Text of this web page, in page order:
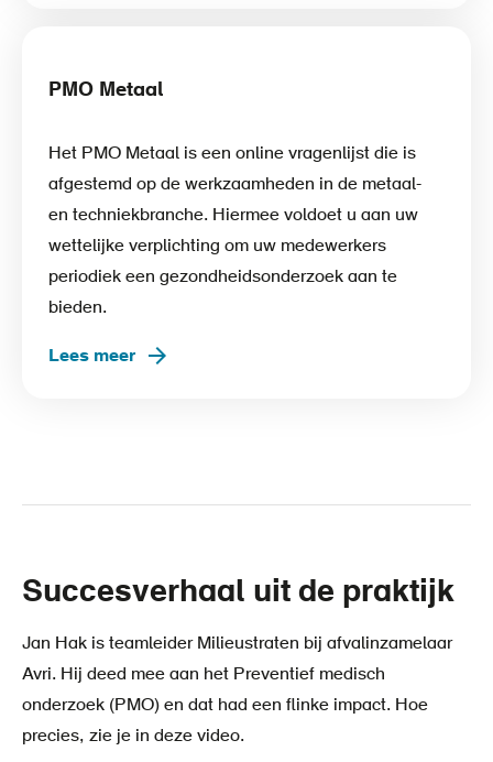
PMO Metaal
Het PMO Metaal is een online vragenlijst die is
afgestemd op de werkzaamheden in de metaal-
en techniekbranche. Hiermee voldoet u aan uw
wettelijke verplichting om uw medewerkers
periodiek een gezondheidsonderzoek aan te
bieden.
Lees meer
Succesverhaal uit de praktijk
Jan Hak is teamleider Milieustraten bij afvalinzamelaar
Avri. Hij deed mee aan het Preventief medisch
onderzoek (PMO) en dat had een flinke impact. Hoe
precies, zie je in deze video.